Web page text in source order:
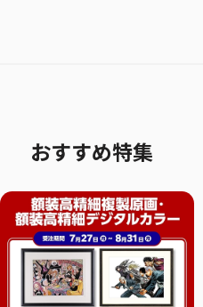
おすすめ特集